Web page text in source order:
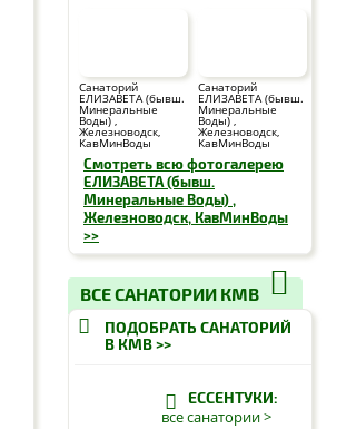
Санаторий
ЕЛИЗАВЕТА (бывш.
Минеральные
Воды) ,
Железноводск,
КавМинВоды
Санаторий
ЕЛИЗАВЕТА (бывш.
Минеральные
Воды) ,
Железноводск,
КавМинВоды
Смотреть всю фотогалерею
ЕЛИЗАВЕТА (бывш.
Минеральные Воды) ,
Железноводск, КавМинВоды
>>
ВСЕ САНАТОРИИ КМВ
ПОДОБРАТЬ САНАТОРИЙ
В КМВ >>
ЕССЕНТУКИ:
все санатории >